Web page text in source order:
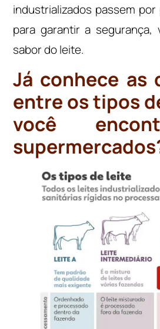
industrializados passem
para garantir a segurança,
sabor do leite.
Já conhece as
entre os tipos
você